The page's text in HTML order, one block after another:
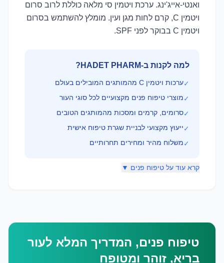
ואנטי-אייג'ינג. ערכת ויטמין סי מלאה כוללת לרוב סרום
ויטמין C, קרם לחות מגן ועין. מומלץ להשתמש בסרום
ויטמין C בבוקר לפני SPF.
למה לקנות ב-HADET PHARM?
✓ערכות ויטמין C מהמותגים המובילים בעולם
✓מוצרי טיפוח פנים מקצועיים לכל סוגי העור
✓סרומים, קרמים ומסכות מהמותגים הטובים
✓ייעוץ מקצועי לבניית שגרת טיפוח אישית
✓משלוח מהיר ומחירים תחרותיים
קרא עוד על טיפוח פנים ▼
טיפוח פנים, המדריך המלא לעור
בריא, זוהר ומטופח